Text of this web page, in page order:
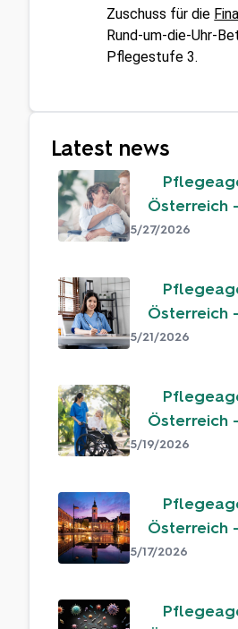
Zuschuss für die
Rund-um-die-Uhr-
Pflegestufe 3.
Latest news
Österreich
oder echter
5/27/2026
Österreich
oder echter
5/21/2026
Österreich
oder echter
5/19/2026
Österreich
oder echter
5/17/2026